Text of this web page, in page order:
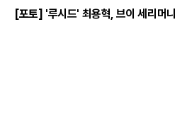
[포토] '루시드' 최용혁, 브이 세리머니